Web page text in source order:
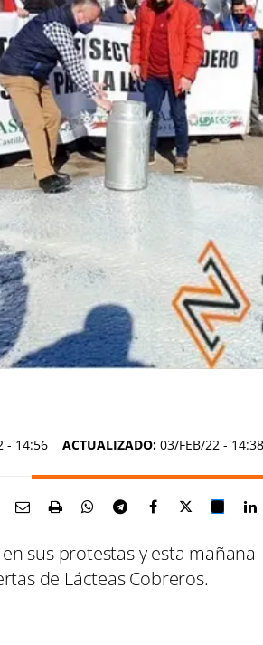
- 14:56 ACTUALIZADO: 03/FEB/22 - 14:38
sus protestas y esta mañana
de Lácteas Cobreros.